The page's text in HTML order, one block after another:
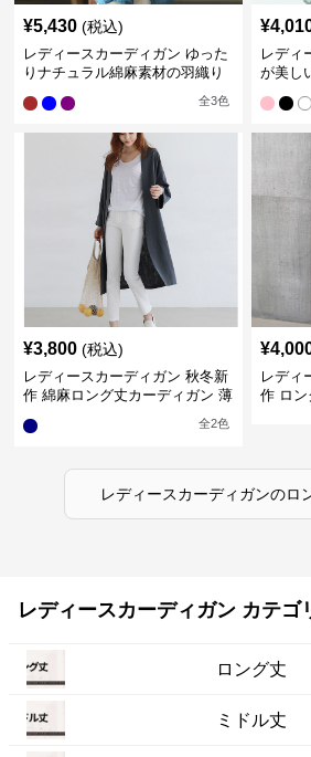
¥5,430 (税込)
レディースカーディガン ゆった
りナチュラル綿麻素材の羽織り
全3色
¥
レディ
が美し
¥3,800 (税込)
レディースカーディガン 秋冬新
作 綿麻ロング丈カーディガン 薄
全2色
¥
レディ
作 ロン
レディースカーディガンのロ
レディースカーディガン カテゴ
ロング丈
ミドル丈